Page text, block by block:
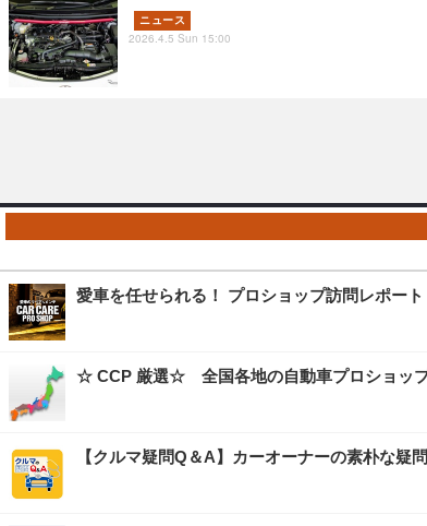
ニュース
2026.4.5 Sun 15:00
愛車を任せられる！ プロショップ訪問レポート
☆ CCP 厳選☆ 全国各地の自動車プロショッ
【クルマ疑問Q＆A】カーオーナーの素朴な疑